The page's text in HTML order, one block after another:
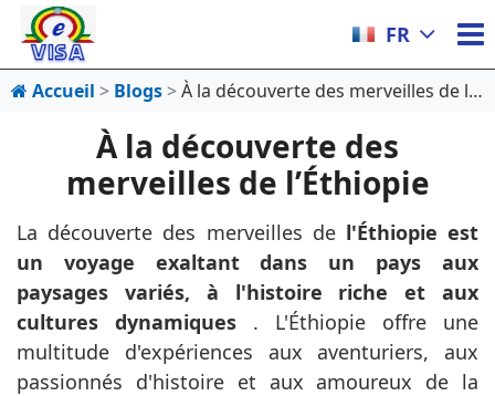
FR
Accueil Blogs À la découverte des merveilles de l’Éthiopie
À la découverte des
merveilles de l’Éthiopie
La découverte des merveilles de l'Éthiopie est
un voyage exaltant dans un pays aux
paysages variés, à l'histoire riche et aux
cultures dynamiques . L'Éthiopie offre une
multitude d'expériences aux aventuriers, aux
passionnés d'histoire et aux amoureux de la